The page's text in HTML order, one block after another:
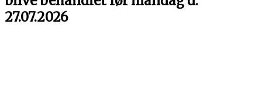
27.07.2026